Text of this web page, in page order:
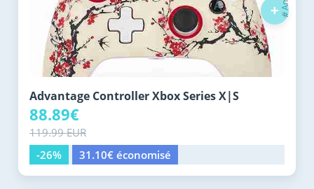
Advantage Controller Xbox Series X|S
88.89€
119.99 EUR
-26%
31.10€ économisé
+